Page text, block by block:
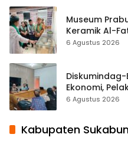
Museum
Keramik Al-
Hampir 500
6 Agustus 2026
Diskumindag-
Ekonomi,
Terbuka Beri
6 Agustus 2026
Kabupaten